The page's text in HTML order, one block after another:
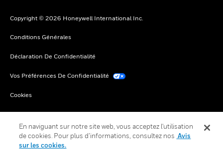
Copyright © 2026 Honeywell International Inc.
Conditions Générales
Déclaration De Confidentialité
Vos Préférences De Confidentialité
Cookies
Désabonnement Global
En naviguant sur notre site web, vous acceptez l'utilisation
de cookies. Pour plus d’informations, consultez nos Avis
sur les cookies.